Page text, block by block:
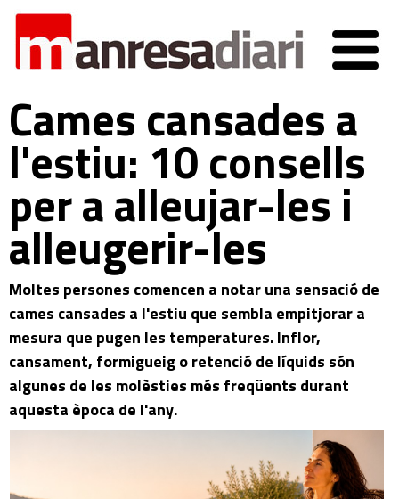
Cames cansades a
l'estiu: 10 consells
per a alleujar-les i
alleugerir-les
Moltes persones comencen a notar una sensació de
cames cansades a l'estiu que sembla empitjorar a
mesura que pugen les temperatures. Inflor,
cansament, formigueig o retenció de líquids són
algunes de les molèsties més freqüents durant
aquesta època de l'any.